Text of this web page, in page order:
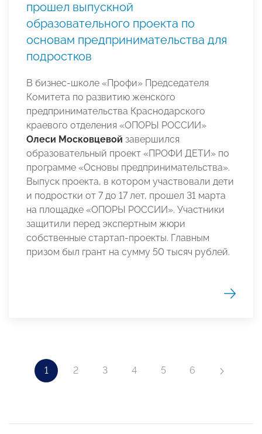
прошел выпускной
образовательного проекта по
основам предпринимательства для
подростков
В бизнес-школе «Профи» Председателя
Комитета по развитию женского
предпринимательства Краснодарского
краевого отделения «ОПОРЫ РОССИИ»
Олеси Московцевой завершился
образовательный проект «ПРОФИ ДЕТИ» по
программе «Основы предпринимательства».
Выпуск проекта, в котором участвовали дети
и подростки от 7 до 17 лет, прошел 31 марта
на площадке «ОПОРЫ РОССИИ». Участники
защитили перед экспертным жюри
собственные стартап-проекты. Главным
призом был грант на сумму 50 тысяч рублей.
1 2 3 4 5 6